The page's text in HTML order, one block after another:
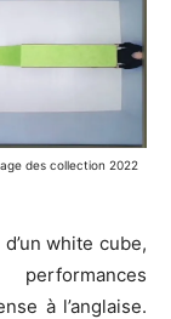
des collection 2022
white cube,
à l’anglaise.